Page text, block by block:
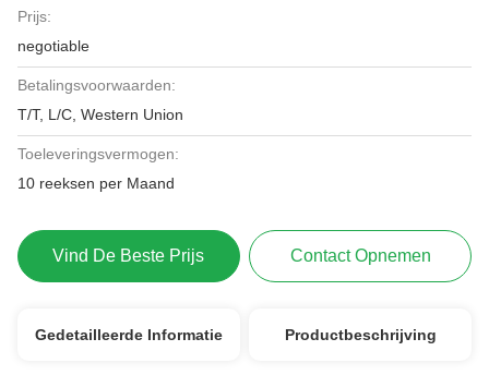
Prijs:
negotiable
Betalingsvoorwaarden:
T/T, L/C, Western Union
Toeleveringsvermogen:
10 reeksen per Maand
Vind De Beste Prijs Contact Opnemen
Gedetailleerde Informatie Productbeschrijving